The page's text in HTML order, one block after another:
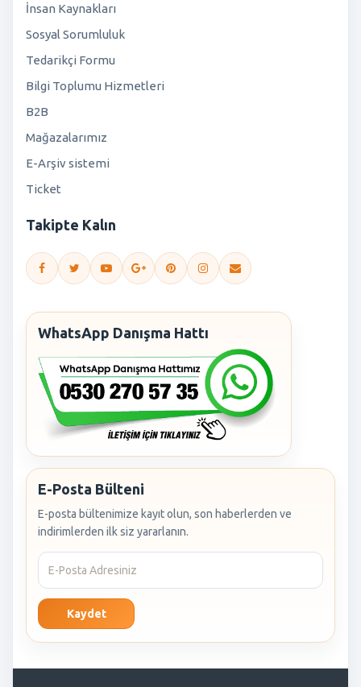
İnsan Kaynakları
Sosyal Sorumluluk
Tedarikçi Formu
Bilgi Toplumu Hizmetleri
B2B
Mağazalarımız
E-Arşiv sistemi
Ticket
Takipte Kalın
WhatsApp Danışma Hattı
E-Posta Bülteni
E-posta bültenimize kayıt olun, son haberlerden ve
indirimlerden ilk siz yararlanın.
Kaydet